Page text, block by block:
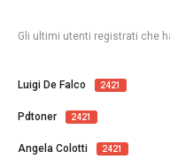
Gli ultimi utenti registrati che
Luigi De Falco 2421
Pdtoner 2421
Angela Colotti 2421